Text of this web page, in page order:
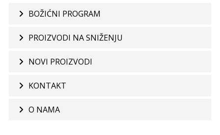
BOŽIĆNI PROGRAM
PROIZVODI NA SNIŽENJU
NOVI PROIZVODI
KONTAKT
O NAMA